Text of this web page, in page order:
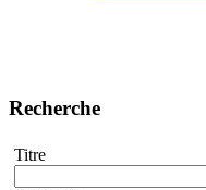
Recherche
Titre